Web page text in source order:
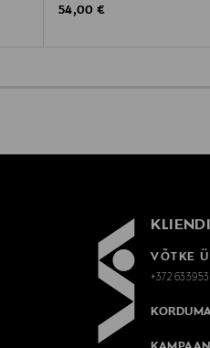
Original Price
54,00 €
VÕTKE
+372